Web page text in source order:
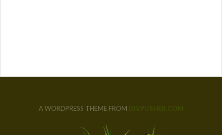
A WORDPRESS THEME FROM DIVPUSHER.COM